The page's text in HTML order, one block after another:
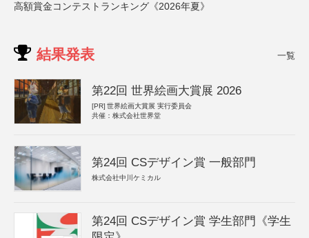
高額賞金コンテストランキング《2026年夏》
結果発表 一覧
第22回 世界絵画大賞展 2026
[PR] 世界絵画大賞展 実行委員会
共催：株式会社世界堂
第24回 CSデザイン賞 一般部門
株式会社中川ケミカル
第24回 CSデザイン賞 学生部門《学生